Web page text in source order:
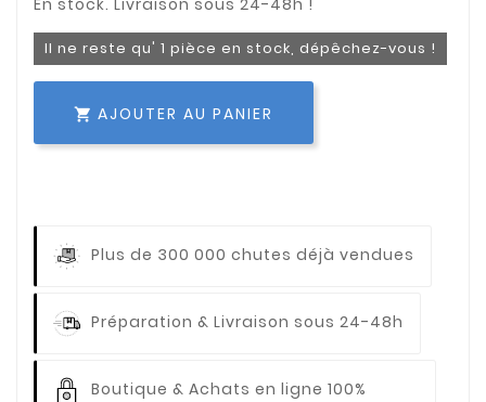
Il ne reste qu' 1 pièce en stock, dépêchez-vous !
 AJOUTER AU PANIER
Plus de 300 000 chutes déjà vendues
Préparation & Livraison sous 24-48h
Boutique & Achats en ligne 100%